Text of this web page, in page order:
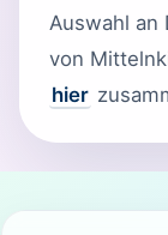
Auswahl an
von
hier